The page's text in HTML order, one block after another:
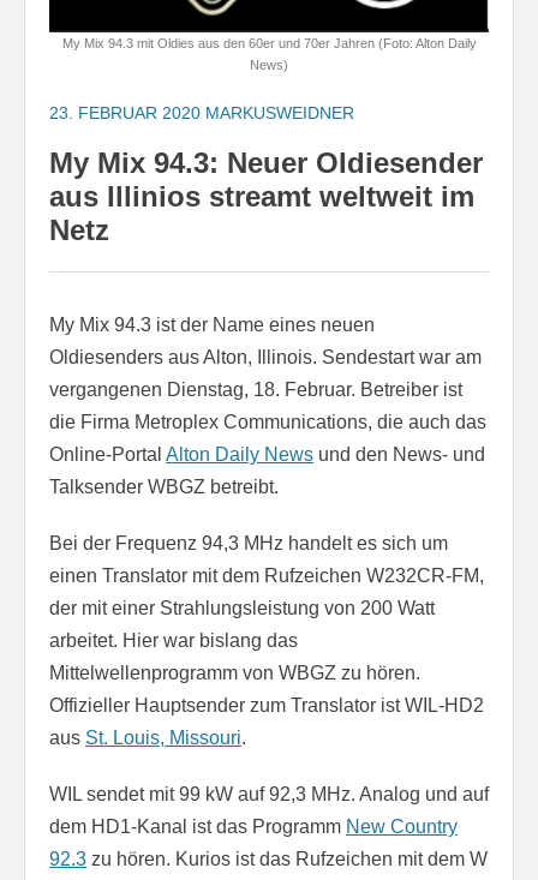
My Mix 94.3 mit Oldies aus den 60er und 70er Jahren (Foto: Alton Daily
News)
23. FEBRUAR 2020 MARKUSWEIDNER
My Mix 94.3: Neuer OIdiesender
aus Illinios streamt weltweit im
Netz
My Mix 94.3 ist der Name eines neuen
Oldiesenders aus Alton, Illinois. Sendestart war am
vergangenen Dienstag, 18. Februar. Betreiber ist
die Firma Metroplex Communications, die auch das
Online-Portal Alton Daily News und den News- und
Talksender WBGZ betreibt.
Bei der Frequenz 94,3 MHz handelt es sich um
einen Translator mit dem Rufzeichen W232CR-FM,
der mit einer Strahlungsleistung von 200 Watt
arbeitet. Hier war bislang das
Mittelwellenprogramm von WBGZ zu hören.
Offizieller Hauptsender zum Translator ist WIL-HD2
aus St. Louis, Missouri.
WIL sendet mit 99 kW auf 92,3 MHz. Analog und auf
dem HD1-Kanal ist das Programm New Country
92.3 zu hören. Kurios ist das Rufzeichen mit dem W